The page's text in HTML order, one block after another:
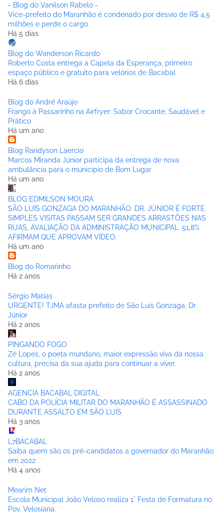
- Blog do Vanilson Rabelo -
Vice-prefeito do Maranhão é condenado por desvio de R$ 4,5
milhões e perde o cargo
Há 5 dias
Blog do Wanderson Ricardo
Roberto Costa entrega a Capela da Esperança, primeiro
espaço público e gratuito para velórios de Bacabal
Há 6 dias
Blog do André Araújo
Frango à Passarinho na Airfryer: Sabor Crocante, Saudável e
Prático
Há um ano
Blog Randyson Laercio
Marcos Miranda Júnior participa da entrega de nova
ambulância para o municipio de Bom Lugar
Há um ano
BLOG EDMILSON MOURA
SÃO LUÍS GONZAGA DO MARANHÃO: DR. JÚNIOR É FORTE
SIMPLES VISITAS PASSAM SER GRANDES ARRASTÕES NAS
RUAS, AVALIAÇÃO DA ADMINISTRAÇÃO MUNICIPAL. 51,8%
AFIRMAM QUE APROVAM VÍDEO.
Há um ano
Blog do Romarinho
Há 2 anos
Sérgio Matias
URGENTE! TJMA afasta prefeito de São Luís Gonzaga, Dr.
Júnior
Há 2 anos
PINGANDO FOGO
Zé Lopes, o poeta mundano, maior expressão viva da nossa
cultura, precisa da sua ajuda para continuar a viver.
Há 2 anos
AGENCIA BACABAL DIGITAL
CABO DA POLÍCIA MILITAR DO MARANHÃO É ASSASSINADO
DURANTE ASSALTO EM SÃO LUÍS
Há 3 anos
L7BACABAL
Saiba quem são os pré-candidatos a governador do Maranhão
em 2022
Há 4 anos
Mearim Net
Escola Municipal João Veloso realiza 1° Festa de Formatura no
Pov. Velosiana.